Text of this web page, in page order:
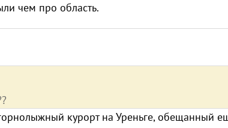
чем про область.
курорт на Уреньге, обещанный